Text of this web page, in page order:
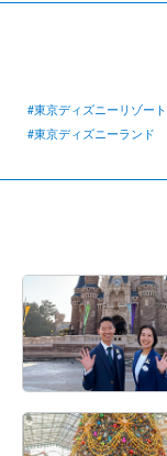
#東京ディズニーリゾー
#東京ディズニーランド